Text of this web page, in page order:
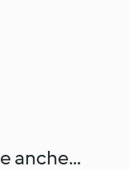
anche...